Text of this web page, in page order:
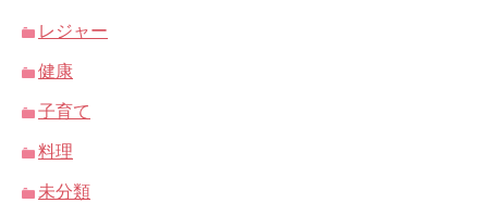
レジャー
健康
子育て
料理
未分類